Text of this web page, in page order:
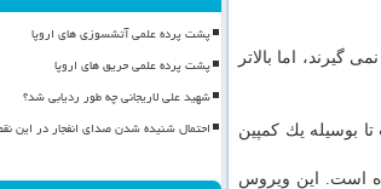
گیرند، اما بالاتر
تا بوسیله یك كمپین
است. این ویروس
پشت پرده علمی آتشسوزی های اروپا
پشت پرده علمی حریق های اروپا
شهید علی لاریجانی چه طور ردیابی شد؟
احتمال شنیده شدن صدای انفجار در این